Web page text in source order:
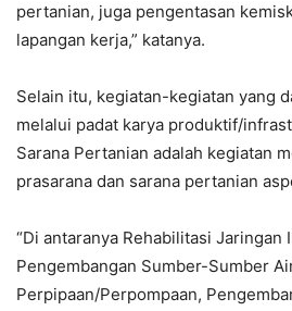
pertanian, juga pengentasan
lapangan kerja,” katanya.
Selain itu, kegiatan-kegiatan yang
melalui padat karya produktif/
Sarana Pertanian adalah kegiatan
prasarana dan sarana pertanian
“Di antaranya Rehabilitasi Jaringan
Pengembangan Sumber-Sumber
Perpipaan/Perpompaan,